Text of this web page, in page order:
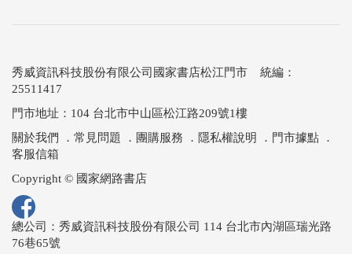
秀威資訊科技股份有限公司國家書店松江門市 統編：
25511417
門市地址：104 台北市中山區松江路209號1樓
關於我們
． 常見問題 ． 團購服務 ． 隱私權說明 ． 門市據點 ．
客服信箱
Copyright © 國家網路書店
總公司：秀威資訊科技股份有限公司 114 台北市內湖區瑞光路
76巷65號